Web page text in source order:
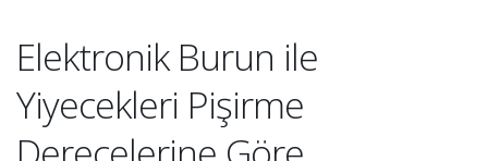
Elektronik Burun ile
Yiyecekleri Pişirme